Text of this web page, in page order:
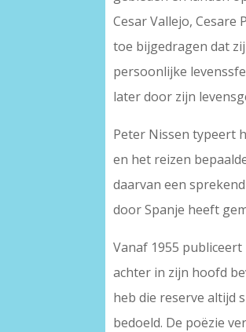
Cesar Vallejo,
toe bijgedragen dat
persoonlijke
later door zijn
Peter Nissen typeert
en het reizen
daarvan een
door Spanje heeft
Vanaf 1955
achter in zijn hoofd
heb die reserve altijd
bedoeld. De poëzie